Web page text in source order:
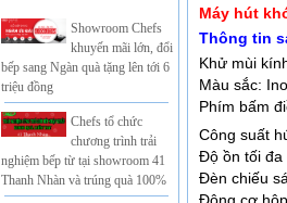
khuyến mãi lớn, đổi
bếp sang Ngàn quà tặng lên tới 6
triệu đồng
chương trình trải
nghiệm bếp từ tại showroom 41
Thanh Nhàn và trúng quà 100%
Bếp từ mát rượi -
Máy hút
Thông tin
Khử mùi
Màu sắc:
Phím bấm
Công suất
Độ ồn tối đa
Đèn chiếu
Động cơ